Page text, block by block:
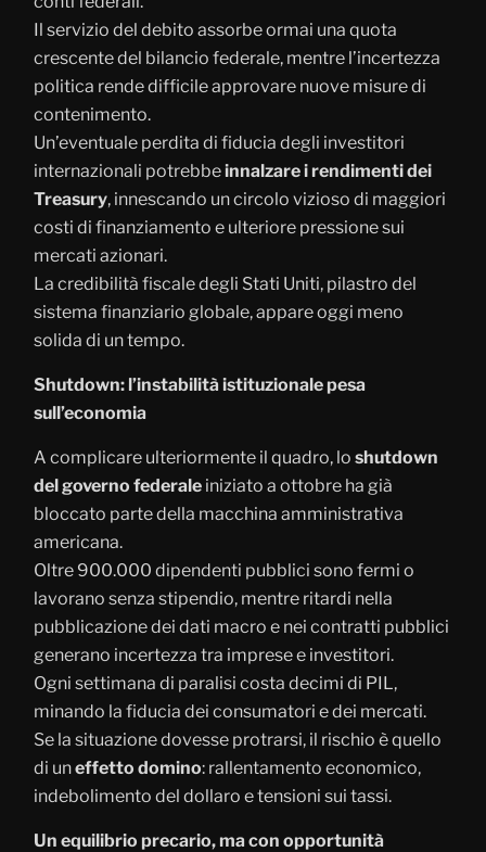
Il servizio del debito assorbe ormai una quota
crescente del bilancio federale, mentre l’incertezza
politica rende difficile approvare nuove misure di
contenimento.
Un’eventuale perdita di fiducia degli investitori
internazionali potrebbeinnalzare i rendimenti dei
Treasury, innescando un circolo vizioso di maggiori
costi di finanziamento e ulteriore pressione sui
mercati azionari.
La credibilità fiscale degli Stati Uniti, pilastro del
sistema finanziario globale, appare oggi meno
solida di un tempo.
Shutdown: l’instabilità istituzionale pesa
sull’economia
A complicare ulteriormente il quadro, lo shutdown
del governo federale iniziato a ottobre ha già
bloccato parte della macchina amministrativa
americana.
Oltre 900.000 dipendenti pubblici sono fermi o
lavorano senza stipendio, mentre ritardi nella
pubblicazione dei dati macro e nei contratti pubblici
generano incertezza tra imprese e investitori.
Ogni settimana di paralisi costa decimi di PIL,
minando la fiducia dei consumatori e dei mercati.
Se la situazione dovesse protrarsi, il rischio è quello
di uneffetto domino: rallentamento economico,
indebolimento del dollaro e tensioni sui tassi.
Un equilibrio precario, ma con opportunità